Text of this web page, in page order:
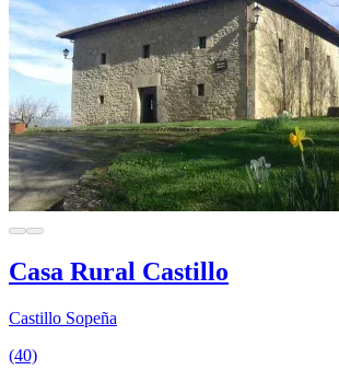
Casa Rural Castillo
Castillo Sopeña
(40)